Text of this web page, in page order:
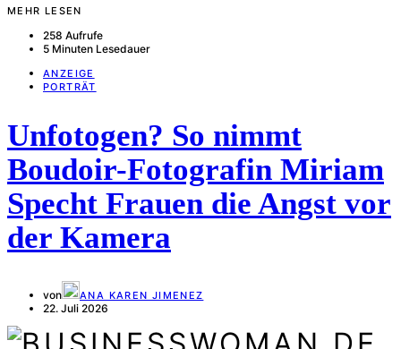
MEHR LESEN
258 Aufrufe
5 Minuten Lesedauer
ANZEIGE
PORTRÄT
Unfotogen? So nimmt
Boudoir-Fotografin Miriam
Specht Frauen die Angst vor
der Kamera
von ANA KAREN JIMENEZ
22. Juli 2026